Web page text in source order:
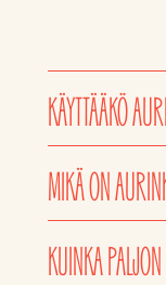
KÄYTTÄÄKÖ
MIKÄ ON
KUINKA